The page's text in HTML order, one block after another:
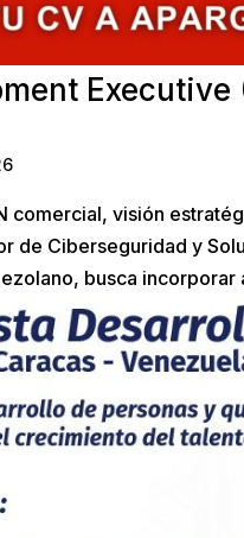
Executive
comercial, visión
de Ciberseguridad y
busca incorporar